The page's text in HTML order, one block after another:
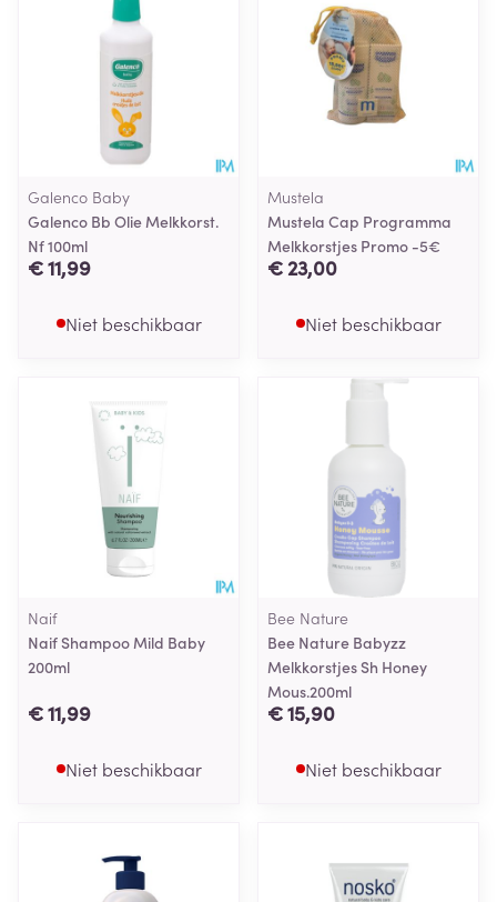
Galenco Baby
Galenco Bb Olie Melkkorst.
Nf 100ml
€ 11,99
Niet beschikbaar
Mustela
Mustela Cap Programma
Melkkorstjes Promo -5€
€ 23,00
Niet beschikbaar
Naif
Naif Shampoo Mild Baby
200ml
€ 11,99
Niet beschikbaar
Bee Nature
Bee Nature Babyzz
Melkkorstjes Sh Honey
Mous.200ml
€ 15,90
Niet beschikbaar